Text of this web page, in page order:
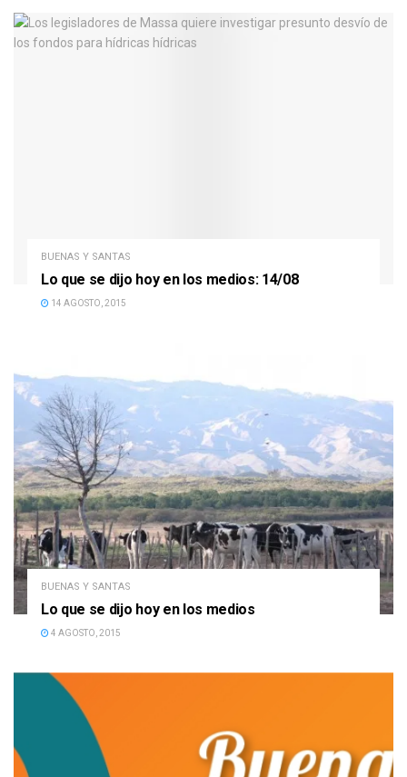
BUENAS Y SANTAS
Lo que se dijo hoy en los medios: 14/08
14 AGOSTO, 2015
BUENAS Y SANTAS
Lo que se dijo hoy en los medios
4 AGOSTO, 2015